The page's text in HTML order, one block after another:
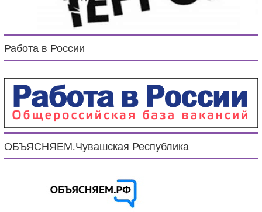
Работа в России
ОБЪЯСНЯЕМ.Чувашская Республика